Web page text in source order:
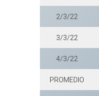
2/3/22
3/3/22
4/3/22
PROMEDIO